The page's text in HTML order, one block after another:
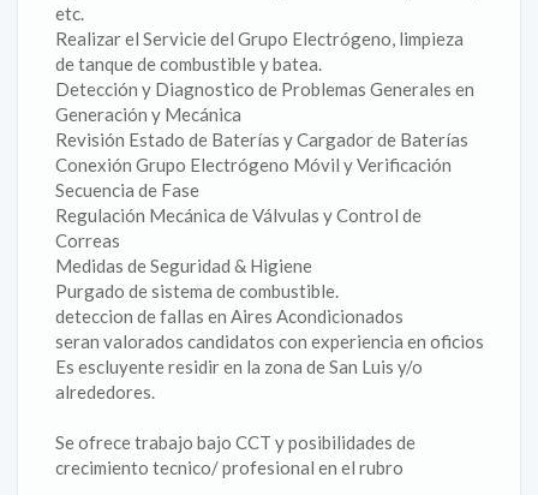
etc.
Realizar el Servicie del Grupo Electrógeno, limpieza
de tanque de combustible y batea.
Detección y Diagnostico de Problemas Generales en
Generación y Mecánica
Revisión Estado de Baterías y Cargador de Baterías
Conexión Grupo Electrógeno Móvil y Verificación
Secuencia de Fase
Regulación Mecánica de Válvulas y Control de
Correas
Medidas de Seguridad & Higiene
Purgado de sistema de combustible.
deteccion de fallas en Aires Acondicionados
seran valorados candidatos con experiencia en oficios
Es escluyente residir en la zona de San Luis y/o
alrededores.
Se ofrece trabajo bajo CCT y posibilidades de
crecimiento tecnico/ profesional en el rubro